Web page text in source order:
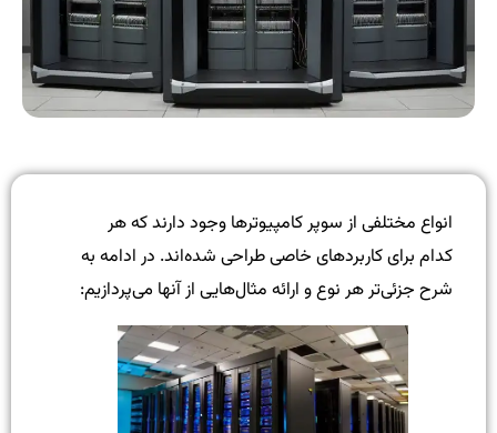
انواع مختلفی از سوپر کامپیوترها وجود دارند که هر
کدام برای کاربردهای خاصی طراحی شده‌اند. در ادامه به
شرح جزئی‌تر هر نوع و ارائه مثال‌هایی از آنها می‌پردازیم: